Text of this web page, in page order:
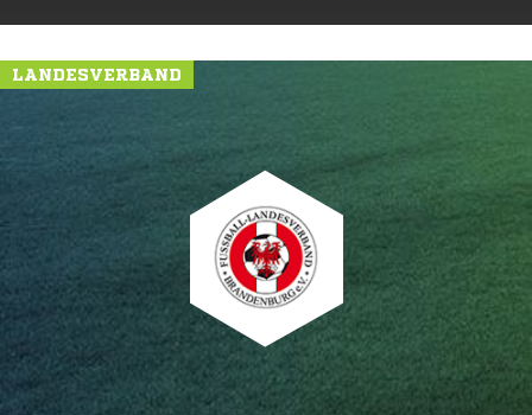
LANDESVERBAND